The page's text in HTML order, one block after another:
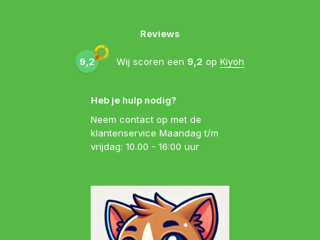
Heb je hulp nodig?
Neem contact op met de
klantenservice Maandag t/m
vrijdag: 10.00 - 16:00 uur
Reviews
9,2 Wij scoren een 9,2 op Kiyoh